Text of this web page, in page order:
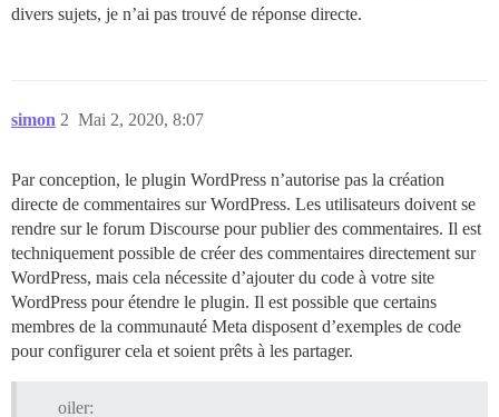
divers sujets, je n’ai pas trouvé de réponse directe.
simon Mai 2, 2020, 8:07
2
Par conception, le plugin WordPress n’autorise pas la création
directe de commentaires sur WordPress. Les utilisateurs doivent se
rendre sur le forum Discourse pour publier des commentaires. Il est
techniquement possible de créer des commentaires directement sur
WordPress, mais cela nécessite d’ajouter du code à votre site
WordPress pour étendre le plugin. Il est possible que certains
membres de la communauté Meta disposent d’exemples de code
pour configurer cela et soient prêts à les partager.
oiler: